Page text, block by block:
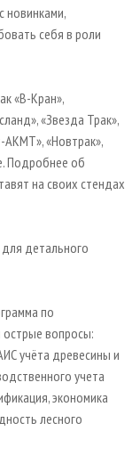
новинками,
себя в роли
«В-Кран»,
«Звезда Трак»,
АКМТ», «Новтрак»,
Подробнее об
на своих стендах
детального
по
острые вопросы:
учёта древесины и
учета
экономика
лесного